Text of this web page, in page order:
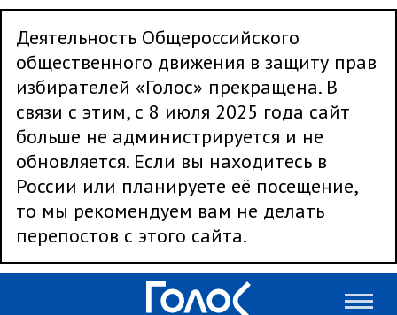
Деятельность Общероссийского
общественного движения в защиту прав
избирателей «Голос» прекращена. В
связи с этим, с 8 июля 2025 года сайт
больше не администрируется и не
обновляется. Если вы находитесь в
России или планируете её посещение,
то мы рекомендуем вам не делать
перепостов с этого сайта.